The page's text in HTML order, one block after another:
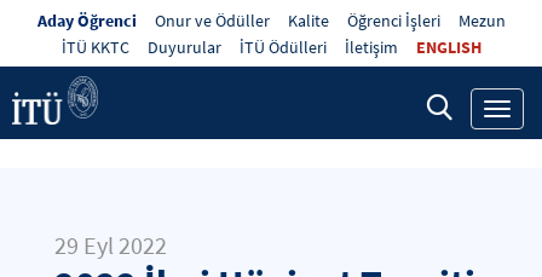
Aday Öğrenci Onur ve Ödüller Kalite Öğrenci İşleri
Mezun
İTÜ KKTC
Duyurular İTÜ Ödülleri İletişim ENGLISH
29 Eyl 2022